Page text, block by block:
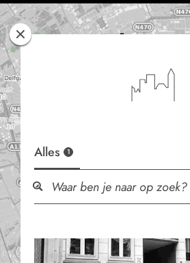
Rotterdam
Alles 1